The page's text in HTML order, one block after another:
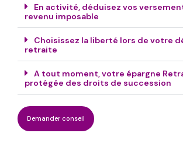
En activité, déduisez vos
revenu imposable
Choisissez la liberté lors de votre
retraite
A tout moment, votre épargne
protégée des droits de succession
Demander conseil